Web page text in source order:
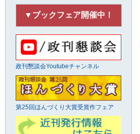
▼ブックフェア開催中！
政刊懇談会Youtubeチャンネル
第25回ほんづくり大賞受賞作フェア